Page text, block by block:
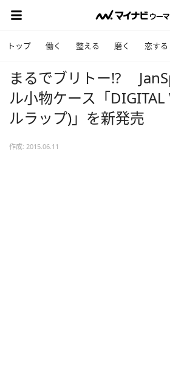
トップ 働く 整える 磨く 恋する
まるでブリトー!?
ル小物ケース「DIGITAL
ルラップ)」を新発売
作成: 2015.06.11